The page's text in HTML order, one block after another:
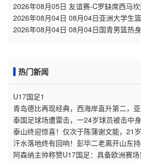
2026年08月05日 友谊赛-C罗缺席西马
梅里亚
2026年08月04日 08月04日亚洲大学生
学 82 - 83 北京大学 集锦
2026年08月04日 08月04日国青男篮热
热门新闻
U17国足1
青岛德比再现经典，西海岸直升第二，
泰国足球场遭雷击，一24岁球员被击中
少9人受伤，警方介入调查
泰山终迎惊喜！仅次于陈蒲谢文能，21
锋线！
汗水落地终有回响！彭毕二老离开山东
练身份征战亚冠
阿森纳主帅称赞U17国足：具备欧洲赛